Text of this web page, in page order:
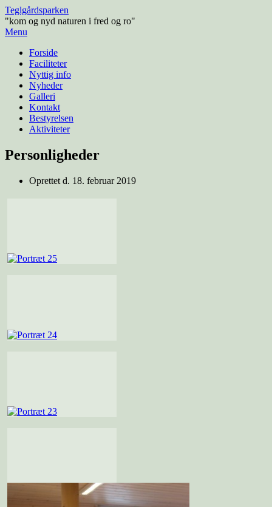
Teglgårdsparken
"kom og nyd naturen i fred og ro"
Menu
Forside
Faciliteter
Nyttig info
Nyheder
Galleri
Kontakt
Bestyrelsen
Aktiviteter
Personligheder
Oprettet d. 18. februar 2019